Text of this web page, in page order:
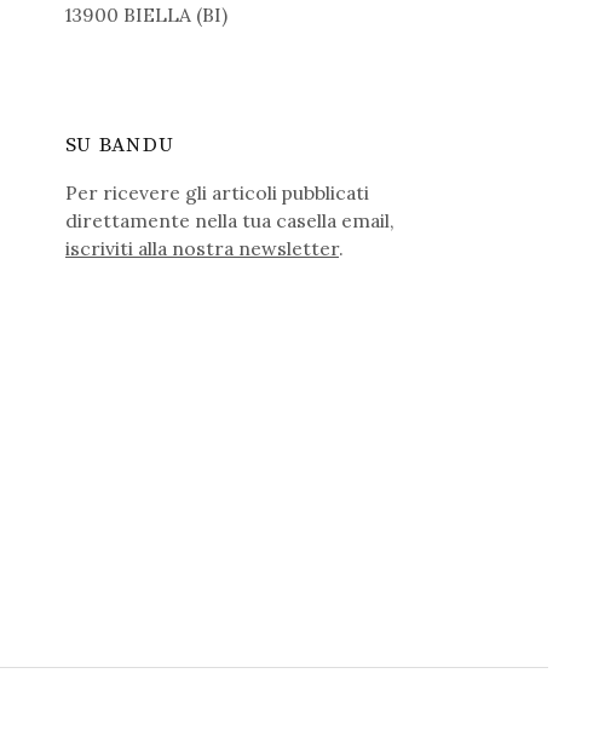
13900 BIELLA (BI)
SU BANDU
Per ricevere gli articoli pubblicati
direttamente nella tua casella email,
iscriviti alla nostra newsletter.